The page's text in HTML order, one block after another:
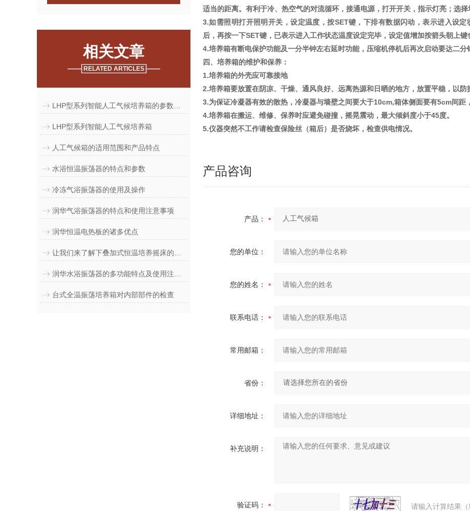
相关文章
RELATED ARTICLES
LHP型系列智能人工气候培养箱
人工气候箱的适用范围和产品特点
水浴恒温振荡器的特点和参数
冷冻气浴振荡器的使用及操作
润华气浴振荡器的特点和使用注意事项
润华恒温电热板的诸多优点
台式全温振荡培养箱对内部部件的检查
适当的距离。有利于冷、热空气的对流循环，接通电源，打开开关，指示灯亮；选
3.如需照明打开照明开关，设定温度，按SET键，下排有数据闪动，表示进入设
后，再按一下SET键，已表示进入工作状态温度设定完毕，设定值增加按箭头朝上
4.培养箱有断电保护功能及一分半钟左右延时功能，压缩机停机后再次启动要达二分
四、培养箱的维护和保养：
1.培养箱的外壳应可靠接地
2.培养箱要放置在阴凉、干燥、通风良好、远离热源和日晒的地方，放置平稳，以防
3.为保证冷凝器有效的散热，冷凝器与墙壁之间要大于10cm,箱体侧面要有5cm间距
4.培养箱在搬运、维修、保养时应避免碰撞，摇晃震动，最大倾斜度小于45度。
5.仪器突然不工作请检查保险丝（箱后）是否烧坏，检查供电情况。
产品咨询
产品：
您的单位：
您的姓名：
联系电话：
常用邮箱：
省份：
详细地址：
补充说明：
验证码： 请输入计算结果